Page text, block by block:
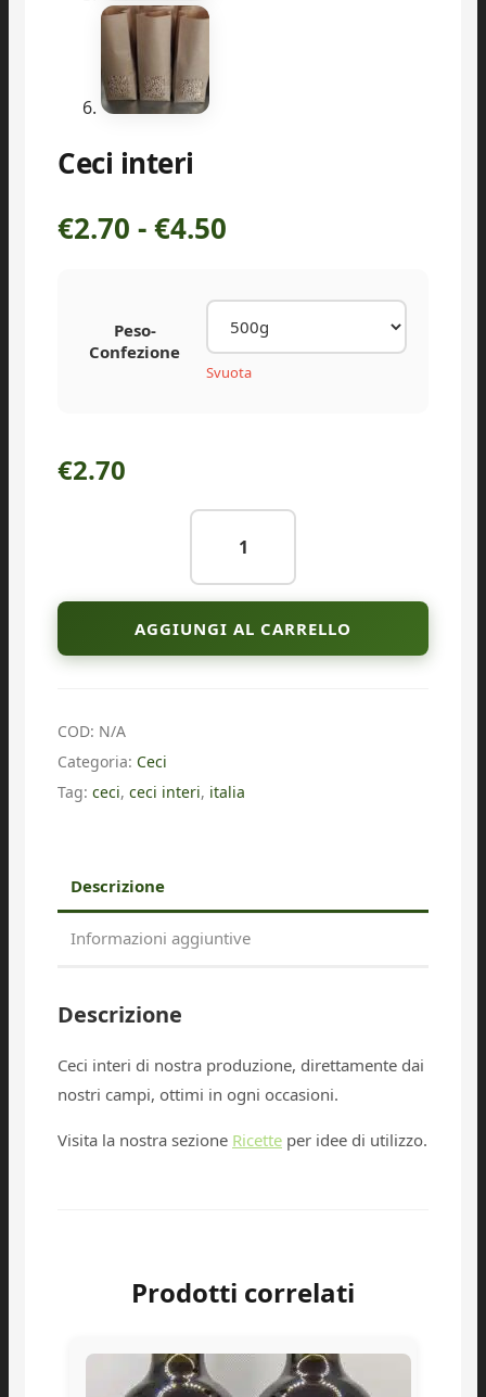
Ceci interi
€2.70 -€4.50
prezzo:
da
€2.70
Peso-
Confezione
Svuota
€2.70
Ceci
interi
quantità
AGGIUNGI AL CARRELLO
COD: N/A
Categoria: Ceci
Tag: ceci, ceci interi, italia
Descrizione
Informazioni aggiuntive
Descrizione
Ceci interi di nostra produzione, direttamente dai
nostri campi, ottimi in ogni occasioni.
Visita la nostra sezione Ricette per idee di utilizzo.
Prodotti correlati